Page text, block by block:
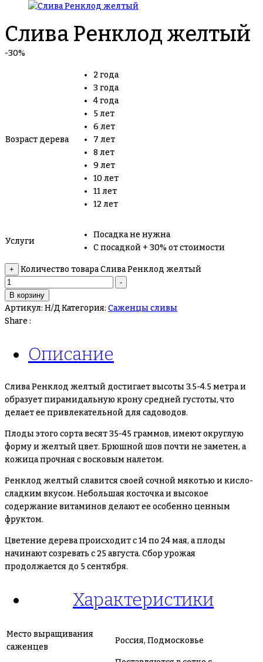
Слива Ренклод желтый
-30%
Возраст дерева
2 года
3 года
4 года
5 лет
6 лет
7 лет
8 лет
9 лет
10 лет
11 лет
12 лет
Услуги
Посадка не нужна
С посадкой + 30% от стоимости
+ Количество товара Слива Ренклод желтый
-
В корзину
Артикул: Н/ДКатегория: Саженцы сливы
Share :
Описание
Слива Ренклод желтый достигает высоты 3.5-4.5 метра и
образует пирамидальную крону средней густоты, что
делает ее привлекательной для садоводов.
Плоды этого сорта весят 35-45 граммов, имеют округлую
форму и желтый цвет. Брюшной шов почти не заметен, а
кожица прочная с восковым налетом.
Ренклод желтый славится своей сочной мякотью и кисло-
сладким вкусом. Небольшая косточка и высокое
содержание витаминов делают ее особенно ценным
фруктом.
Цветение дерева происходит с 14 по 24 мая, а плоды
начинают созревать с 25 августа. Сбор урожая
продолжается до 5 сентября.
Характеристики
Место выращивания
саженцев
Россия, Подмосковье